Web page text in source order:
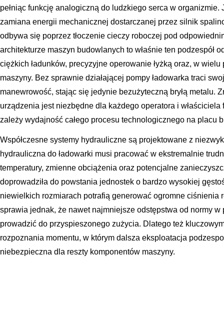
pełniąc funkcję analogiczną do ludzkiego serca w
zamiana energii mechanicznej dostarczanej przez silnik
odbywa się poprzez tłoczenie cieczy roboczej pod
architekturze maszyn budowlanych to właśnie ten podzespół
ciężkich ładunków, precyzyjne operowanie łyżką oraz, w
maszyny. Bez sprawnie działającej pompy ładowarka traci
manewrowość, stając się jedynie bezużyteczną bryłą metalu.
urządzenia jest niezbędne dla każdego operatora i
zależy wydajność całego procesu technologicznego na placu
Współczesne systemy hydrauliczne są projektowane z
hydrauliczna do ładowarki musi pracować w ekstremalnie
temperatury, zmienne obciążenia oraz potencjalne
doprowadziła do powstania jednostek o bardzo wysokiej
niewielkich rozmiarach potrafią generować ogromne ciśnienia
sprawia jednak, że nawet najmniejsze odstępstwa od normy
prowadzić do przyspieszonego zużycia. Dlatego też
rozpoznania momentu, w którym dalsza eksploatacja
niebezpieczna dla reszty komponentów maszyny.